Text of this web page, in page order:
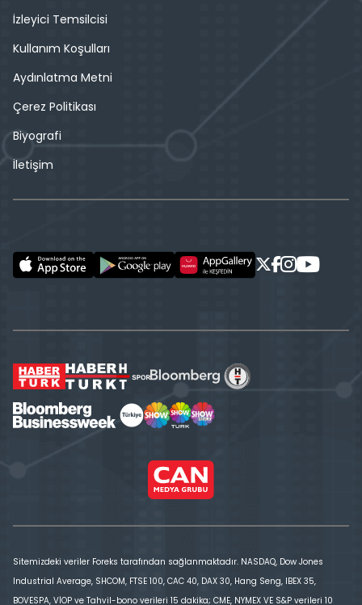
İzleyici Temsilcisi
Kullanım Koşulları
Aydınlatma Metni
Çerez Politikası
Biyografi
İletişim
Sitemizdeki veriler Foreks tarafından sağlanmaktadır. NASDAQ, Dow Jones
Industrial Average, SHCOM, FTSE 100, CAC 40, DAX 30, Hang Seng, IBEX 35,
BOVESPA, VİOP ve Tahvil-bono verileri 15 dakika; CME, NYMEX VE S&P verileri 10